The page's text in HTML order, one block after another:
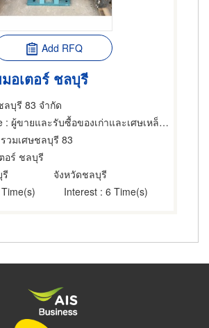
Add RFQ
อเตอร์ ชลบุรี
บุรี 83 จำกัด
: ผู้ขายและรับซื้อของเก่าและเศษเหล็ก,มอเตอร์ไฟฟ้า,ผู้ขายของใช้แล้ว
วมเศษชลบุรี 83
อร์ ชลบุรี
รี
จังหวัดชลบุรี
Interest : 6 Time(s)